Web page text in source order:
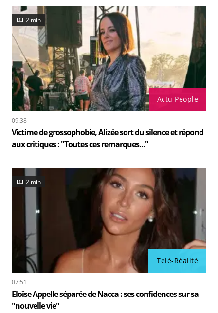
Actu People
2 min
09:38
Victime de grossophobie, Alizée sort du silence et répond
aux critiques : "Toutes ces remarques..."
Télé-Réalité
2 min
07:51
Eloïse Appelle séparée de Nacca : ses confidences sur sa
"nouvelle vie"